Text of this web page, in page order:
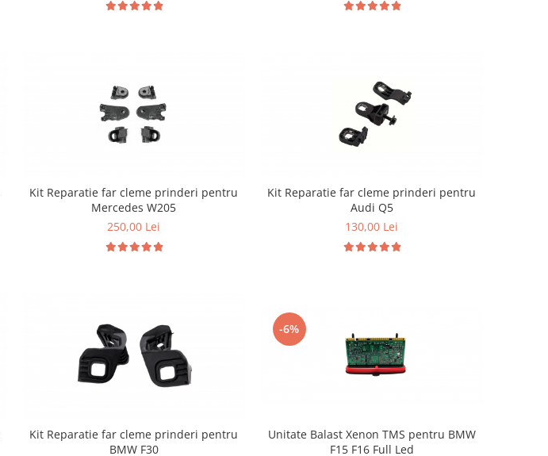
Kit Reparatie far cleme prinderi pentru
Mercedes W205
250,00 Lei
Kit Reparatie far cleme prinderi pentru
Audi Q5
130,00 Lei
Kit Reparatie far cleme prinderi pentru
BMW F30
-6%
Unitate Balast Xenon TMS pentru BMW
F15 F16 Full Led